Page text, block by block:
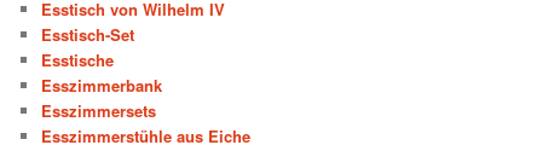
Esstisch von Wilhelm IV
Esstisch-Set
Esstische
Esszimmerbank
Esszimmersets
Esszimmerstühle aus Eiche